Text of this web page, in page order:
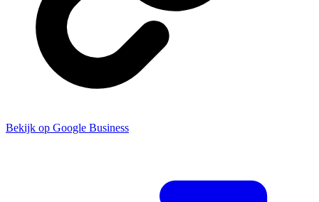
Bekijk op Google Business